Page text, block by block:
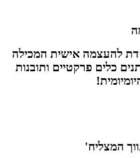
להעצמה אישית המכילה
כלים פרקטיים ותובנות
המצליח'